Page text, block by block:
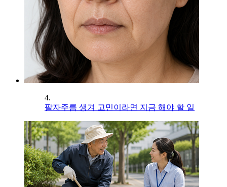
4.
팔자주름 생겨 고민이라면 지금 해야 할 일